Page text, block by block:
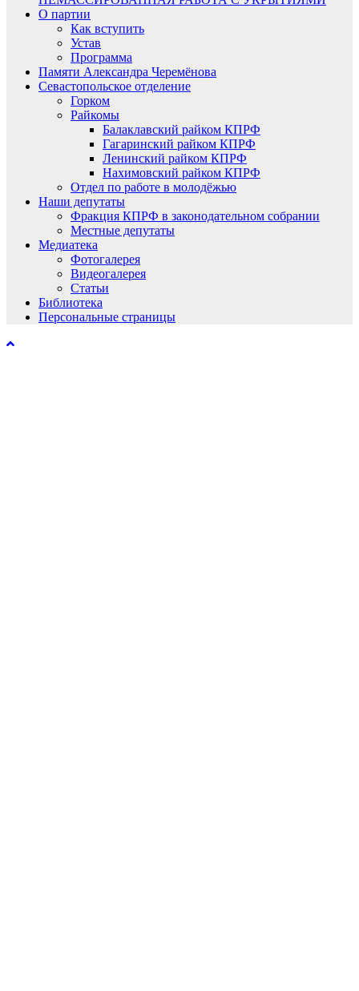
О партии
Как вступить
Устав
Программа
Памяти Александра Черемёнова
Севастопольское отделение
Горком
Райкомы
Балаклавский райком КПРФ
Гагаринский райком КПРФ
Ленинский райком КПРФ
Нахимовский райком КПРФ
Отдел по работе в молодёжью
Наши депутаты
Фракция КПРФ в законодательном собрании
Местные депутаты
Медиатека
Фотогалерея
Видеогалерея
Статьи
Библиотека
Персональные страницы